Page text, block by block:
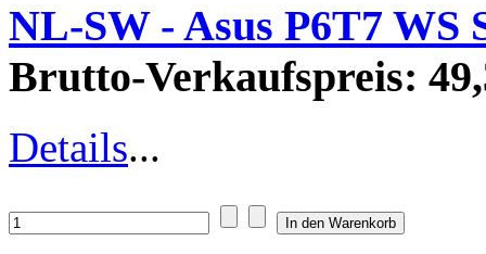
NL-SW - Asus P6T7 WS
Brutto-Verkaufspreis:
Details...